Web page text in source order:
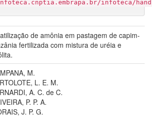
infoteca/
de amônia em pastagem de capim-
fertilizada com mistura de uréia e
M.
L. E. M.
A. C. de C.
P. P. A.
J. P. G.